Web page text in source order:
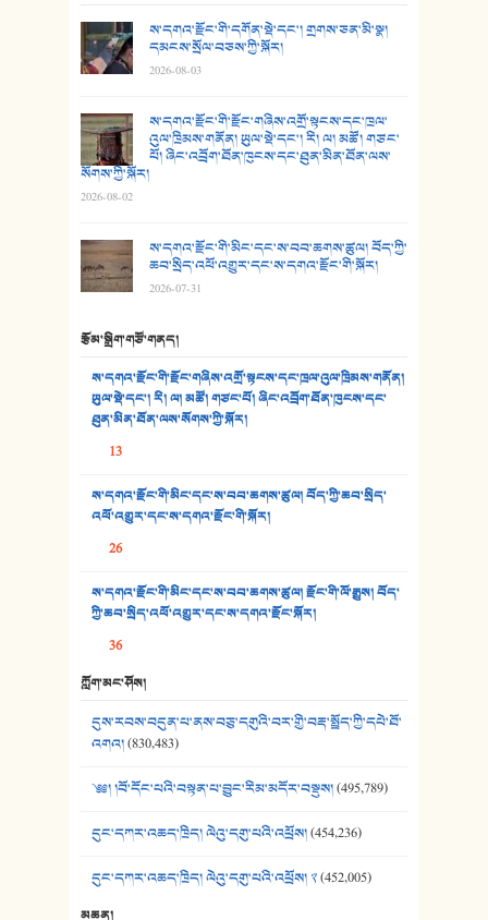
25. མགྲོན་པོ།
26. ཨ་མའི་ཐང་ཁུག
27. ལྕེ་བདེ་ཞོལ་གྱི་པང་གདན།
28. སྟོད་གཞས། - ཕན་ཐོག
30. སི་ལིང་འབྲི་མོ། - ཕན་ཐོག
31. ཕ་ཡུལ་ཡར་ཀླུང་།
32. ཨ་མ།
33. འཛོམས་པའི་ལམ།
34. ཉི་མ་སེམས་ལ་ཞོག་དང་། - ཟླ་སྒྲོན།
36. ཟླ་གཞོན་སྙན་དབྱངས། - ཟླ་སྒྲོན།
38. ཡབ་ཡུམ། - ཟླ་སྒྲོན།
ས་དགའ་རྫོང་གི་དགོན་སྡེ་དང་། གྲགས་ཅན་མི་སྣ།
དམངས་སྲོལ་བཅས་ཀྱི་སྐོར།
2026-08-03
ས་དགའ་རྫོང་གི་རྫོང་གཞིས་འགྲོ་སྟངས་དང་ཁྲལ་
འུལ་ཁྲིམས་གནོན། ཡུལ་སྡེ་དང་། རི། ལ། མཚོ། གཙང་
པོ། ཞིང་འབྲོག་ཐོན་ཁུངས་དང་ཐུན་མིན་ཐོན་ལས་
སོགས་ཀྱི་སྐོར།
2026-08-02
ས་དགའ་རྫོང་གི་མིང་དང་ས་བབ་ཆགས་ཚུལ། བོད་ཀྱི་
ཆབ་སྲིད་འཕོ་འགྱུར་དང་ས་དགའ་རྫོང་གི་སྐོར།
2026-07-31
རྩོམ་སྒྲིག་གཙོ་གནད།
ས་དགའ་རྫོང་གི་རྫོང་གཞིས་འགྲོ་སྟངས་དང་ཁྲལ་འུལ་ཁྲིམས་གནོན།
ཡུལ་སྡེ་དང་། རི། ལ། མཚོ། གཙང་པོ། ཞིང་འབྲོག་ཐོན་ཁུངས་དང་
ཐུན་མིན་ཐོན་ལས་སོགས་ཀྱི་སྐོར།
13
ས་དགའ་རྫོང་གི་མིང་དང་ས་བབ་ཆགས་ཚུལ། བོད་ཀྱི་ཆབ་སྲིད་
འཕོ་འགྱུར་དང་ས་དགའ་རྫོང་གི་སྐོར།
26
ས་དགའ་རྫོང་གི་མིང་དང་ས་བབ་ཆགས་ཚུལ། རྫོང་གི་ལོ་རྒྱུས། བོད་
ཀྱི་ཆབ་སྲིད་འཕོ་འགྱུར་དང་ས་དགའ་རྫོང་སྐོར།
36
ཀློག་མང་ཤོས།
དུས་རབས་བདུན་པ་ནས་བཅུ་དགུའི་བར་གྱི་བརྡ་སྤྲོད་ཀྱི་དཔེ་ཐོ་
འགའ།(830,483)
༄༅། །བོ་དོང་པའི་བསྟན་པ་བྱུང་རིམ་མདོར་བསྡུས།(495,789)
དུང་དཀར་འཆད་ཁྲིད། ལེའུ་དགུ་པའི་འཕྲོས།(454,236)
དུང་དཀར་འཆད་ཁྲིད། ལེའུ་དགུ་པའི་འཕྲོས། ༢(452,005)
མཆན།